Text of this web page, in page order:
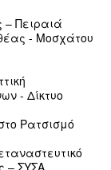
– Πειραιά
- Μοσχάτου
- Δίκτυο
Ρατσισμό